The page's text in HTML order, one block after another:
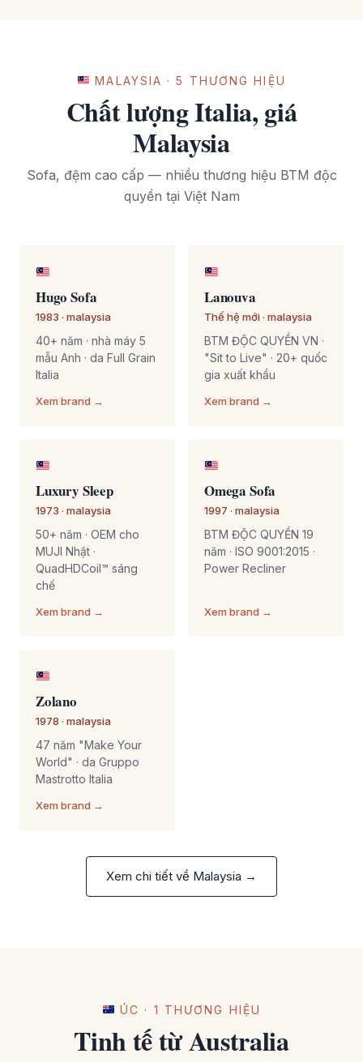
MALAYSIA · 5 THƯƠNG HIỆU
Chất lượng Italia, giá
Malaysia
Sofa, đệm cao cấp — nhiều thương hiệu BTM độc
quyền tại Việt Nam
Hugo Sofa
1983 · malaysia
40+ năm · nhà máy 5
mẫu Anh · da Full Grain
Italia
Xem brand →
Lanouva
Thế hệ mới · malaysia
BTM ĐỘC QUYỀN VN ·
"Sit to Live" · 20+ quốc
gia xuất khẩu
Xem brand →
Luxury Sleep
1973 · malaysia
50+ năm · OEM cho
MUJI Nhật ·
QuadHDCoil™ sáng
chế
Xem brand →
Omega Sofa
1997 · malaysia
BTM ĐỘC QUYỀN 19
năm · ISO 9001:2015 ·
Power Recliner
Xem brand →
Zolano
1978 · malaysia
47 năm "Make Your
World" · da Gruppo
Mastrotto Italia
Xem brand →
Xem chi tiết về Malaysia →
ÚC · 1 THƯƠNG HIỆU
Tinh tế từ Australia